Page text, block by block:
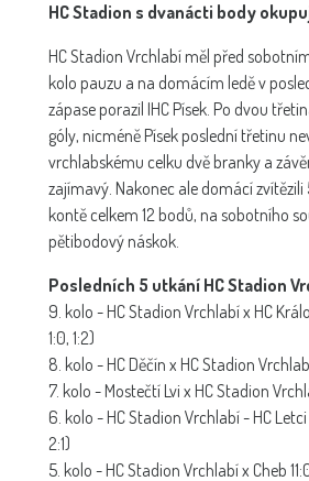
HC Stadion s dvanácti body
HC Stadion Vrchlabí měl před
kolo pauzu a na domácím ledě v
zápase porazil IHC Písek. Po dvou
góly, nicméně Písek poslední třetinu
vrchlabskému celku dvě branky a
zajímavý. Nakonec ale domácí
kontě celkem 12 bodů, na sobotního
pětibodový náskok.
Posledních 5 utkání HC Stadion
9. kolo - HC Stadion Vrchlabí x HC
1:0, 1:2)
8. kolo - HC Děčín x HC Stadion
7. kolo - Mostečtí Lvi x HC Stadion
6. kolo - HC Stadion Vrchlabí - HC Letci
2:1)
5. kolo - HC Stadion Vrchlabí x Cheb